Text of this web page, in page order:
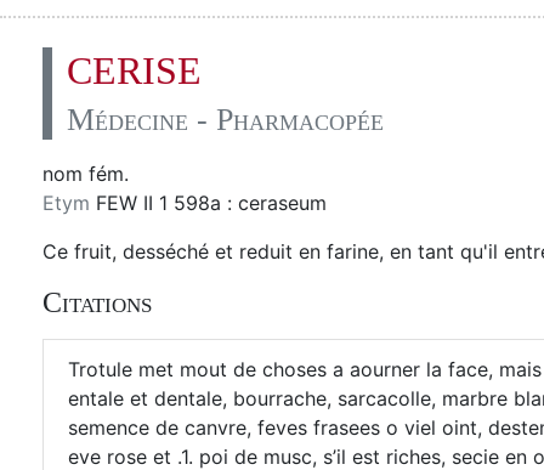
CERISE
Médecine - Pharmacopée
nom fém.
Etym FEW II 1 598a : ceraseum
Ce fruit, desséché et reduit en farine, en tant qu'il
Citations
Trotule met mout de choses a aourner la face,
entale et dentale, bourrache, sarcacolle, marbre
semence de canvre, feves frasees o viel oint,
eve rose et .1. poi de musc, s’il est riches, secie